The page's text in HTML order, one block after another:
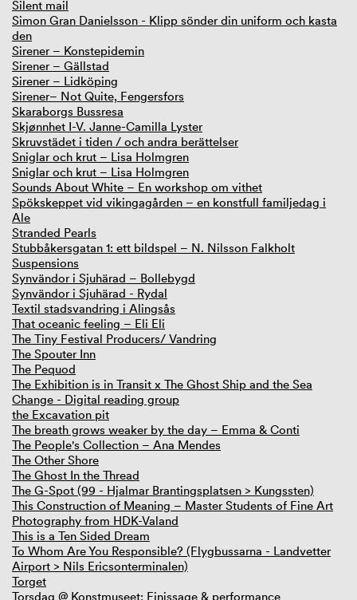
Silent mail
Simon Gran Danielsson - Klipp sönder din uniform och kasta
den
Sirener – Konstepidemin
Sirener – Gällstad
Sirener – Lidköping
Sirener– Not Quite, Fengersfors
Skaraborgs Bussresa
Skjønnhet I-V. Janne-Camilla Lyster
Skruvstädet i tiden / och andra berättelser
Sniglar och krut – Lisa Holmgren
Sniglar och krut – Lisa Holmgren
Sounds About White – En workshop om vithet
Spökskeppet vid vikingagården – en konstfull familjedag i
Ale
Stranded Pearls
Stubbåkersgatan 1: ett bildspel – N. Nilsson Falkholt
Suspensions
Synvändor i Sjuhärad – Bollebygd
Synvändor i Sjuhärad - Rydal
Textil stadsvandring i Alingsås
That oceanic feeling – Eli Eli
The Tiny Festival Producers/ Vandring
The Spouter Inn
The Pequod
The Exhibition is in Transit x The Ghost Ship and the Sea
Change - Digital reading group
the Excavation pit
The breath grows weaker by the day – Emma & Conti
The People's Collection – Ana Mendes
The Other Shore
The Ghost In the Thread
The G-Spot (99 - Hjalmar Brantingsplatsen > Kungssten)
This Construction of Meaning – Master Students of Fine Art
Photography from HDK-Valand
This is a Ten Sided Dream
To Whom Are You Responsible? (Flygbussarna - Landvetter
Airport > Nils Ericsonterminalen)
Torget
Torsdag @ Konstmuseet: Finissage & performance